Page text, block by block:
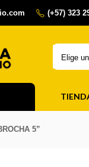
(+57) 323
Elige
5”